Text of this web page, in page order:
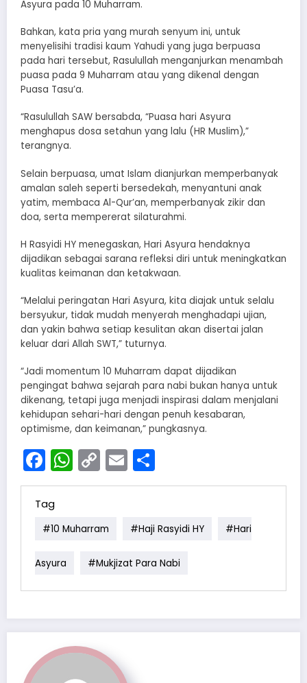
Asyura pada 10 Muharram.
Bahkan, kata pria yang murah senyum ini, untuk
menyelisihi tradisi kaum Yahudi yang juga berpuasa
pada hari tersebut, Rasulullah menganjurkan menambah
puasa pada 9 Muharram atau yang dikenal dengan
Puasa Tasu’a.
“Rasulullah SAW bersabda, “Puasa hari Asyura
menghapus dosa setahun yang lalu (HR Muslim),”
terangnya.
Selain berpuasa, umat Islam dianjurkan memperbanyak
amalan saleh seperti bersedekah, menyantuni anak
yatim, membaca Al-Qur’an, memperbanyak zikir dan
doa, serta mempererat silaturahmi.
H Rasyidi HY menegaskan, Hari Asyura hendaknya
dijadikan sebagai sarana refleksi diri untuk meningkatkan
kualitas keimanan dan ketakwaan.
“Melalui peringatan Hari Asyura, kita diajak untuk selalu
bersyukur, tidak mudah menyerah menghadapi ujian,
dan yakin bahwa setiap kesulitan akan disertai jalan
keluar dari Allah SWT,” tuturnya.
“Jadi momentum 10 Muharram dapat dijadikan
pengingat bahwa sejarah para nabi bukan hanya untuk
dikenang, tetapi juga menjadi inspirasi dalam menjalani
kehidupan sehari-hari dengan penuh kesabaran,
optimisme, dan keimanan,” pungkasnya.
Facebook
WhatsApp
Copy
Link
Email
Tag
#10 Muharram #Haji Rasyidi HY #Hari
Asyura #Mukjizat Para Nabi